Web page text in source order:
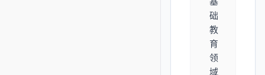
础
教
育
领
域